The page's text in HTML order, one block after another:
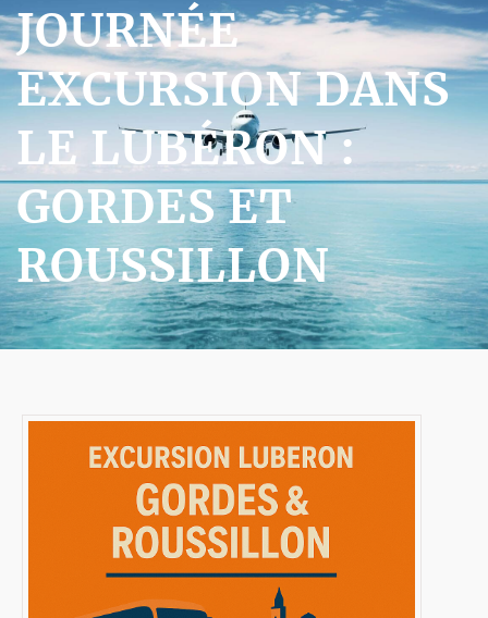
JOURNÉE
EXCURSION DANS
LE LUBÉRON :
GORDES ET
ROUSSILLON